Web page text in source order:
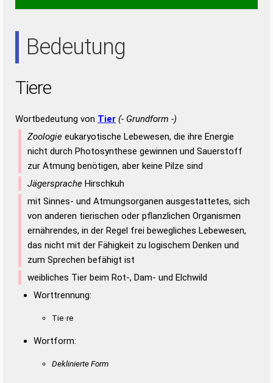
Bedeutung
Tiere
Wortbedeutung von Tier (- Grundform -)
Zoologie eukaryotische Lebewesen, die ihre Energie
nicht durch Photosynthese gewinnen und Sauerstoff
zur Atmung benötigen, aber keine Pilze sind
Jägersprache Hirschkuh
mit Sinnes- und Atmungsorganen ausgestattetes, sich
von anderen tierischen oder pflanzlichen Organismen
ernährendes, in der Regel frei bewegliches Lebewesen,
das nicht mit der Fähigkeit zu logischem Denken und
zum Sprechen befähigt ist
weibliches Tier beim Rot-, Dam- und Elchwild
Worttrennung:
Tie·re
Wortform:
Deklinierte Form